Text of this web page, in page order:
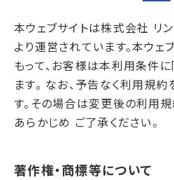
本ウェブサイトは株式会社 リン
より運営されています。本ウェ
もって、お客様は本利用条件
ます。 なお、予告なく利用規
す。その場合は変更後の利用
あらかじめ ご了承ください。
著作権・商標等について